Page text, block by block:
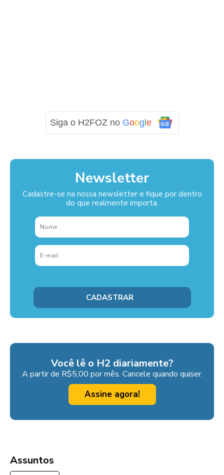
Siga o H2FOZ no Google
Newsletter
Cadastre-se na nossa newsletter e fique por dentro
do que realmente importa.
Você lê o H2 diariamente?
A partir de R$5,00 por mês. Cancele quando quiser.
Assine agora!
Assuntos